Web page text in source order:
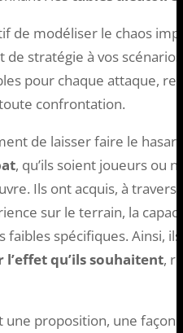
de modéliser le chaos
de stratégie à vos
pour chaque attaque,
confrontation.
de laisser faire le
, qu’ils soient joueurs ou
Ils ont acquis, à travers
sur le terrain, la
faibles spécifiques. Ainsi,
qu’ils souhaitent,
une proposition, une façon